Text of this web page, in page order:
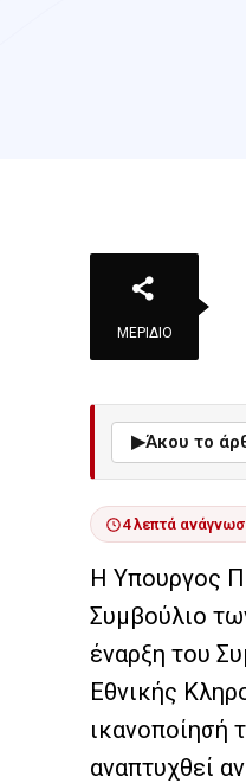
ΜΕΡΊΔΙΟ
▶Άκου το
4 λεπτά
Η Υπουργος
Συμβούλιο
έναρξη του
Εθνικής
ικανοποίησή
αναπτυχθεί